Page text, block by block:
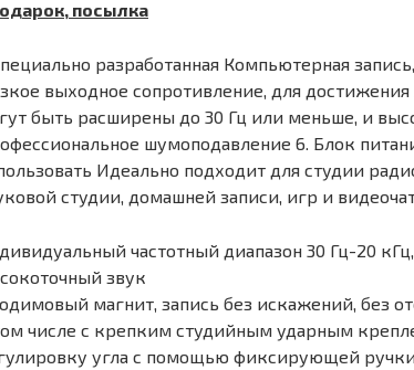
посылка
разработанная Компьютерная
выходное сопротивление, для
быть расширены до 30 Гц или меньше, и
шумоподавление 6. Блок
Идеально подходит для студии
студии, домашней записи, игр и
частотный диапазон 30 Гц-20
звук
магнит, запись без искажений, без
числе с крепким студийным ударным
угла с помощью фиксирующей ручки